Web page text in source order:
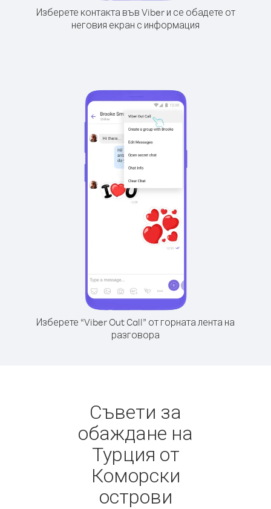
Изберете контакта във Viber и се обадете от
неговия екран с информация
Изберете “Viber Out Call” от горната лента на
разговора
Съвети за
обаждане на
Турция от
Коморски
острови